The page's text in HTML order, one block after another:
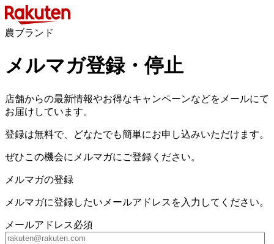
農ブランド
メルマガ登録・停止
店舗からの最新情報やお得なキャンペーンなどをメールにて
お届けしています。
登録は無料で、どなたでも簡単にお申し込みいただけます。
ぜひこの機会にメルマガにご登録ください。
メルマガの登録
メルマガに登録したいメールアドレスを入力してください。
メールアドレス必須